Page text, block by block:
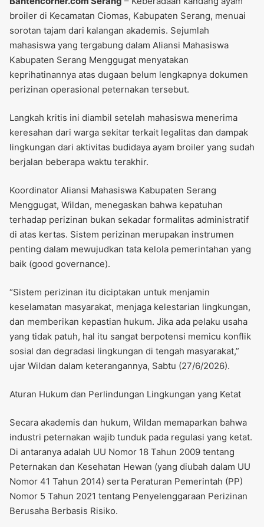
broiler di Kecamatan Ciomas, Kabupaten Serang, menuai
sorotan tajam dari kalangan akademis. Sejumlah
mahasiswa yang tergabung dalam Aliansi Mahasiswa
Kabupaten Serang Menggugat menyatakan
keprihatinannya atas dugaan belum lengkapnya dokumen
perizinan operasional peternakan tersebut.
Langkah kritis ini diambil setelah mahasiswa menerima
keresahan dari warga sekitar terkait legalitas dan dampak
lingkungan dari aktivitas budidaya ayam broiler yang sudah
berjalan beberapa waktu terakhir.
Koordinator Aliansi Mahasiswa Kabupaten Serang
Menggugat, Wildan, menegaskan bahwa kepatuhan
terhadap perizinan bukan sekadar formalitas administratif
di atas kertas. Sistem perizinan merupakan instrumen
penting dalam mewujudkan tata kelola pemerintahan yang
baik (good governance).
“Sistem perizinan itu diciptakan untuk menjamin
keselamatan masyarakat, menjaga kelestarian lingkungan,
dan memberikan kepastian hukum. Jika ada pelaku usaha
yang tidak patuh, hal itu sangat berpotensi memicu konflik
sosial dan degradasi lingkungan di tengah masyarakat,”
ujar Wildan dalam keterangannya, Sabtu (27/6/2026).
Aturan Hukum dan Perlindungan Lingkungan yang Ketat
Secara akademis dan hukum, Wildan memaparkan bahwa
industri peternakan wajib tunduk pada regulasi yang ketat.
Di antaranya adalah UU Nomor 18 Tahun 2009 tentang
Peternakan dan Kesehatan Hewan (yang diubah dalam UU
Nomor 41 Tahun 2014) serta Peraturan Pemerintah (PP)
Nomor 5 Tahun 2021 tentang Penyelenggaraan Perizinan
Berusaha Berbasis Risiko.